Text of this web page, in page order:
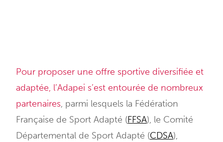
Pour proposer une offre sportive diversifiée et
adaptée, l’Adapei s’est entourée de nombreux
partenaires, parmi lesquels la Fédération
Française de Sport Adapté (FFSA), le Comité
Départemental de Sport Adapté (CDSA),